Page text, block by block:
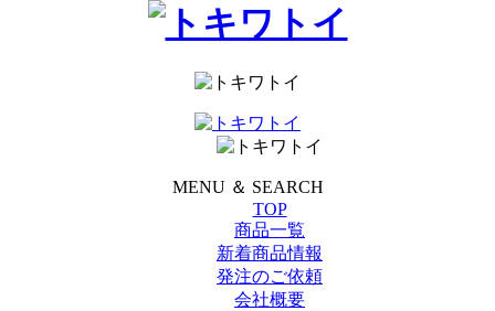
MENU ＆ SEARCH
TOP
商品一覧
新着商品情報
発注のご依頼
会社概要